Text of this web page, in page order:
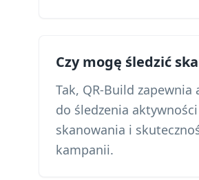
Czy mogę śledzić
Tak, QR-Build zapewnia
do śledzenia aktywności
skanowania i
kampanii.